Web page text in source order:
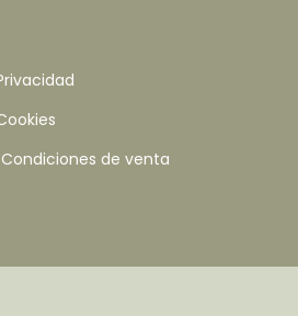
de venta